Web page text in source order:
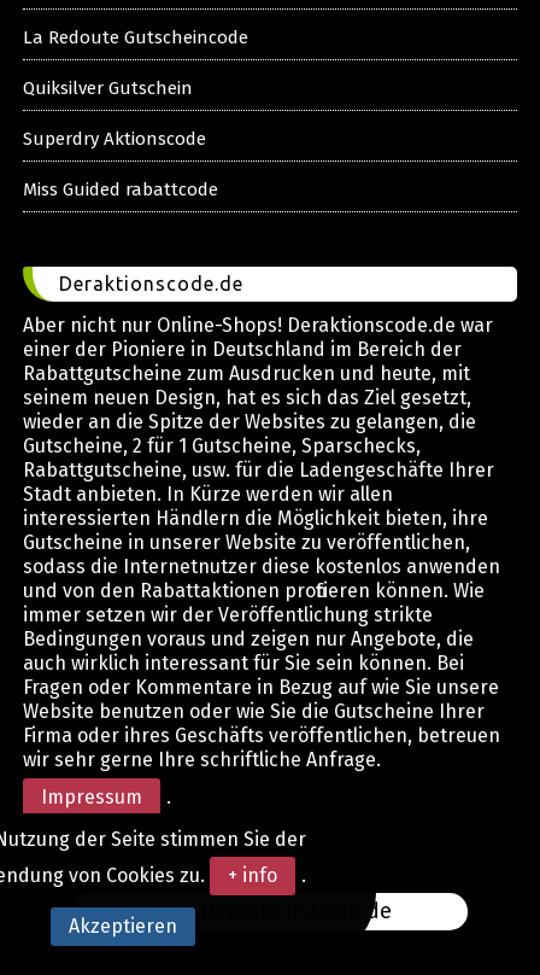
La Redoute Gutscheincode
Quiksilver Gutschein
Superdry Aktionscode
Miss Guided rabattcode
Deraktionscode.de
Aber nicht nur Online-Shops! Deraktionscode.de war
einer der Pioniere in Deutschland im Bereich der
Rabattgutscheine zum Ausdrucken und heute, mit
seinem neuen Design, hat es sich das Ziel gesetzt,
wieder an die Spitze der Websites zu gelangen, die
Gutscheine, 2 für 1 Gutscheine, Sparschecks,
Rabattgutscheine, usw. für die Ladengeschäfte Ihrer
Stadt anbieten. In Kürze werden wir allen
interessierten Händlern die Möglichkeit bieten, ihre
Gutscheine in unserer Website zu veröffentlichen,
sodass die Internetnutzer diese kostenlos anwenden
und von den Rabattaktionen profitieren können. Wie
immer setzen wir der Veröffentlichung strikte
Bedingungen voraus und zeigen nur Angebote, die
auch wirklich interessant für Sie sein können. Bei
Fragen oder Kommentare in Bezug auf wie Sie unsere
Website benutzen oder wie Sie die Gutscheine Ihrer
Firma oder ihres Geschäfts veröffentlichen, betreuen
wir sehr gerne Ihre schriftliche Anfrage.
Impressum
.
www.DerAktionsCode.de
der Seite stimmen Sie der
von Cookies zu.
+ info .
Akzeptieren